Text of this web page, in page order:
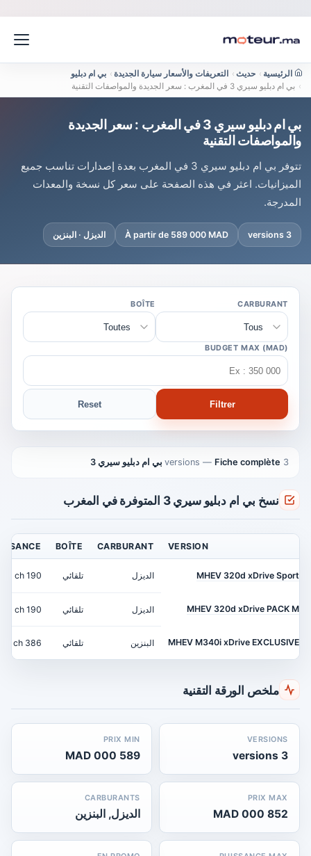
الرئيسية › حديث › التعريفات والأسعار سيارة الجديدة › بي ام دبليو
› بي ام دبليو سيري 3 في المغرب : سعر الجديدة والمواصفات التقنية
بي ام دبليو سيري 3 في المغرب : سعر الجديدة
والمواصفات التقنية
تتوفر بي ام دبليو سيري 3 في المغرب بعدة إصدارات تناسب جميع
الميزانيات. اعثر في هذه الصفحة على سعر كل نسخة والمعدات
المدرجة.
3 versions
À partir de 589 000 MAD الديزل · البنزين
CARBURANT
BOÎTE
BUDGET MAX (MAD)
Filtrer
Reset
3 versions
— Fiche complète بي ام دبليو سيري 3
نسخ بي ام دبليو سيري 3 المتوفرة في المغرب
VERSION
CARBURANT
BOÎTE
MHEV 320d xDrive Sport الديزل تلقائي 190 ch
MHEV 320d xDrive PACK M الديزل تلقائي 190 ch
MHEV M340i xDrive EXCLUSIVE البنزين تلقائي 386 ch
ملخص الورقة التقنية
VERSIONS
3 versions
PRIX MIN
589 000 MAD
PRIX MAX
852 000 MAD
CARBURANTS
الديزل, البنزين